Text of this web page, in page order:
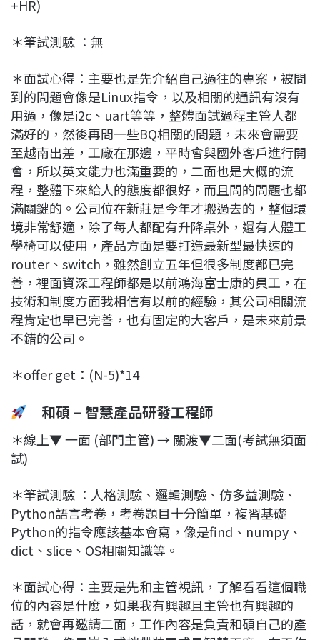
+HR)
＊筆試測驗 ：無
＊面試心得：主要也是先介紹自己過往的專案，被問
到的問題會像是Linux指令，以及相關的通訊有沒有
用過，像是i2c、uart等等，整體面試過程主管人都
滿好的，然後再問一些BQ相關的問題，未來會需要
至越南出差，工廠在那邊，平時會與國外客戶進行開
會，所以英文能力也滿重要的，二面也是大概的流
程，整體下來給人的態度都很好，而且問的問題也都
滿關鍵的。公司位在新莊是今年才搬過去的，整個環
境非常舒適，除了每人都配有升降桌外，還有人體工
學椅可以使用，產品方面是要打造最新型最快速的
router、switch，雖然創立五年但很多制度都已完
善，裡面資深工程師都是以前鴻海富士康的員工，在
技術和制度方面我相信有以前的經驗，其公司相關流
程肯定也早已完善，也有固定的大客戶，是未來前景
不錯的公司。
＊offer get：(N-5)*14
和碩 – 智慧產品研發工程師
＊線上▼ 一面 (部門主管) → 關渡▼二面(考試無須面
試)
＊筆試測驗 ：人格測驗、邏輯測驗、仿多益測驗、
Python語言考卷，考卷題目十分簡單，複習基礎
Python的指令應該基本會寫，像是find、numpy、
dict、slice、OS相關知識等。
＊面試心得：主要是先和主管視訊，了解看看這個職
位的內容是什麼，如果我有興趣且主管也有興趣的
話，就會再邀請二面，工作內容是負責和碩自己的產